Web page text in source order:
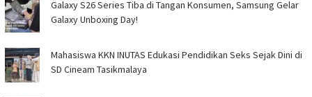
Galaxy S26 Series Tiba di Tangan Konsumen, Samsung Gelar
Galaxy Unboxing Day!
Mahasiswa KKN INUTAS Edukasi Pendidikan Seks Sejak Dini di
SD Cineam Tasikmalaya